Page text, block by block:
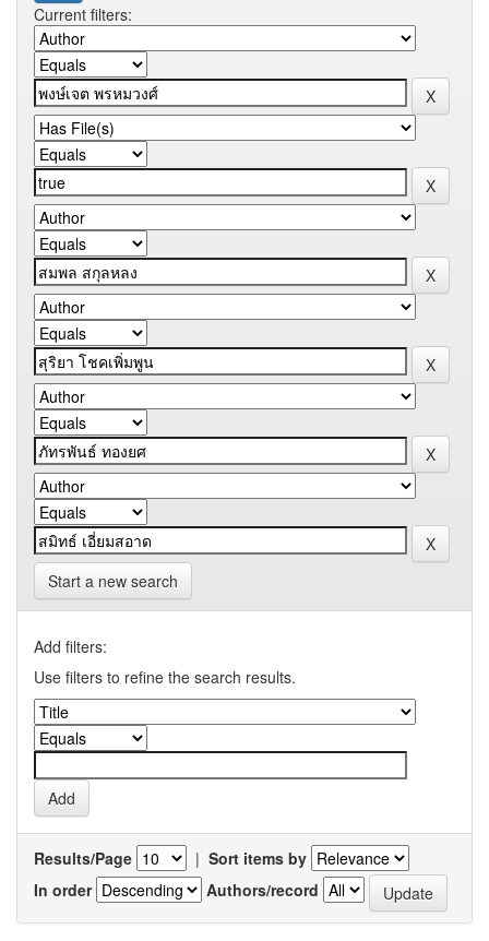
Current filters:
Start a new search
Add filters:
Use filters to refine the search results.
Results/Page | Sort items by
In order
Authors/record